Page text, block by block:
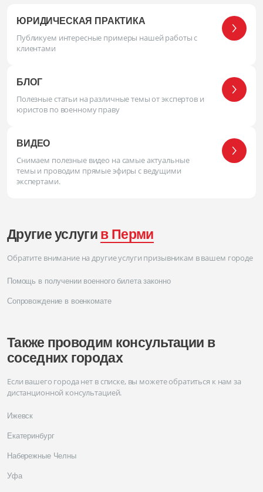
ЮРИДИЧЕСКАЯ ПРАКТИКА
Публикуем интересные примеры нашей работы с
клиентами
БЛОГ
Полезные статьи на различные темы от экспертов и
юристов по военному праву
ВИДЕО
Снимаем полезные видео на самые актуальные
темы и проводим прямые эфиры с ведущими
экспертами.
Другие услуги в Перми
Обратите внимание на другие услуги призывникам в вашем городе
Помощь в получении военного билета законно
Сопровождение в военкомате
Также проводим консультации в
соседних городах
Если вашего города нет в списке, вы можете обратиться к нам за
дистанционной консультацией.
Ижевск
Екатеринбург
Набережные Челны
Уфа